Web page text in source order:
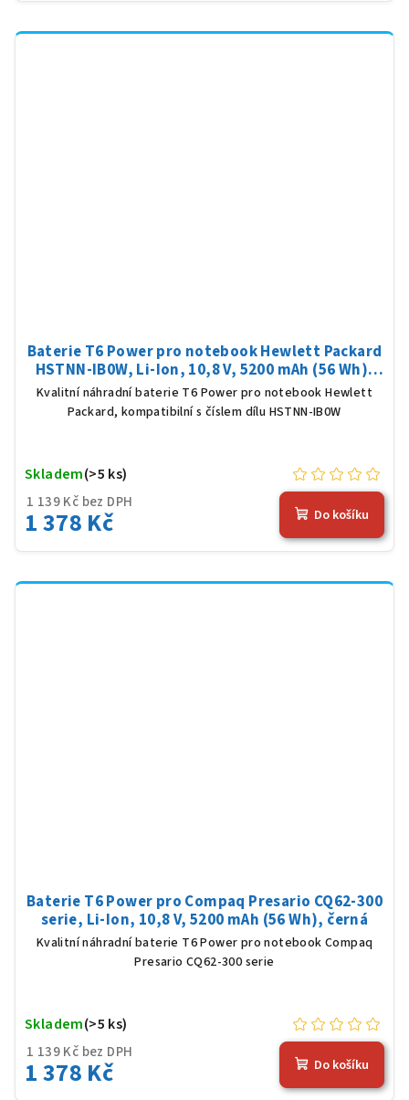
Baterie T6 Power pro notebook Hewlett Packard
HSTNN-IB0W, Li-Ion, 10,8 V, 5200 mAh (56 Wh),
černá
Kvalitní náhradní baterie T6 Power pro notebook Hewlett
Packard, kompatibilní s číslem dílu HSTNN-IB0W
1 139 Kč bez DPH
1 378 Kč
Skladem(>5 ks)
Do košíku
Baterie T6 Power pro Compaq Presario CQ62-300
serie, Li-Ion, 10,8 V, 5200 mAh (56 Wh), černá
Kvalitní náhradní baterie T6 Power pro notebook Compaq
Presario CQ62-300 serie
1 139 Kč bez DPH
1 378 Kč
Skladem(>5 ks)
Do košíku